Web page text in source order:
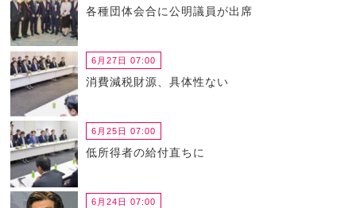
各種団体会合に公明議員が出席
6月27日 07:00
消費減税財源、具体性ない
6月25日 07:00
低所得者の給付直ちに
6月24日 07:00